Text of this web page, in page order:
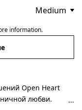
information.
Open Heart
любви.